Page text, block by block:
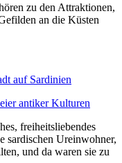
zu den Attraktionen,
an die Küsten
antiker Kulturen
freiheitsliebendes
sardischen Ureinwohner,
und da waren sie zu